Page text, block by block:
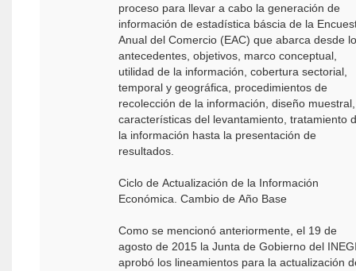
proceso para llevar a cabo la generación de
información de estadística báscia de la
Anual del Comercio (EAC) que abarca desde
antecedentes, objetivos, marco conceptual,
utilidad de la información, cobertura sectorial,
temporal y geográfica, procedimientos de
recolección de la información, diseño muestral,
características del levantamiento, tratamiento
la información hasta la presentación de
resultados.
Ciclo de Actualización de la Información
Económica. Cambio de Año Base
Como se mencionó anteriormente, el 19 de
agosto de 2015 la Junta de Gobierno del
aprobó los lineamientos para la actualización